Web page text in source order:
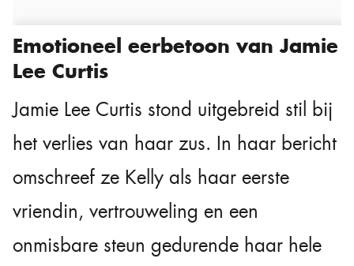
Emotioneel eerbetoon van Jamie
Lee Curtis
Jamie Lee Curtis stond uitgebreid stil bij
het verlies van haar zus. In haar bericht
omschreef ze Kelly als haar eerste
vriendin, vertrouweling en een
onmisbare steun gedurende haar hele